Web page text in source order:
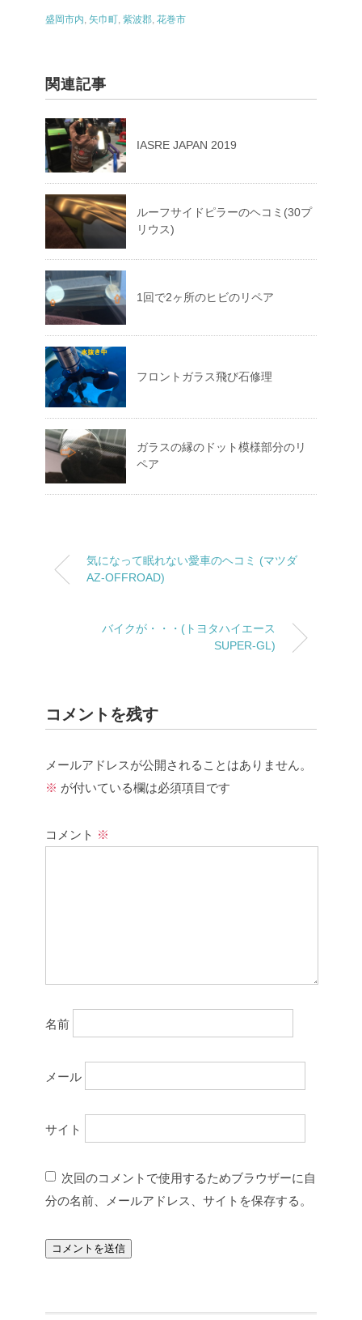
o
盛岡市内, 矢巾町, 紫波郡, 花巻市
関連記事
IASRE JAPAN 2019
ルーフサイドピラーのヘコミ(30プ
リウス)
1回で2ヶ所のヒビのリペア
フロントガラス飛び石修理
ガラスの縁のドット模様部分のリ
ペア
気になって眠れない愛車のヘコミ (マツダ
AZ-OFFROAD)
バイクが・・・(トヨタハイエース
SUPER-GL)
コメントを残す
メールアドレスが公開されることはありません。
※ が付いている欄は必須項目です
コメント ※
名前
メール
サイト
次回のコメントで使用するためブラウザーに自
分の名前、メールアドレス、サイトを保存する。